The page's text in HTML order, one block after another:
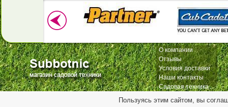
О компании
Отзывы
Условия доставки
Наши контакты
Садовая техника
Пользуясь этим сайтом, вы